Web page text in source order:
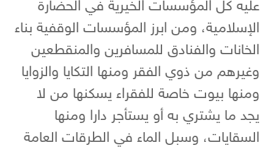
عليه كل المؤسسات الخيرية في الحضارة
الإسلامية، ومن ابرز المؤسسات الوقفية بناء
الخانات والفنادق للمسافرين والمنقطعين
وغيرهم من ذوي الفقر ومنها التكايا والزوايا
ومنها بيوت خاصة للفقراء يسكنها من لا
يجد ما يشتري به أو يستأجر دارا ومنها
السقايات، وسبل الماء في الطرقات العامة